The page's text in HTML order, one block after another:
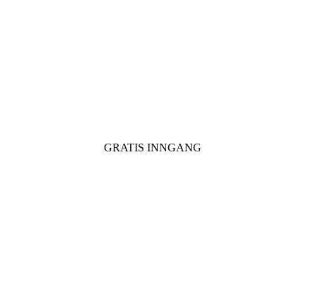
GRATIS INNGANG